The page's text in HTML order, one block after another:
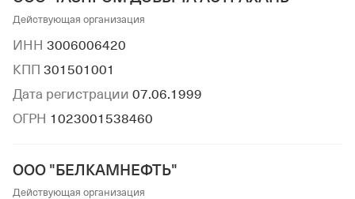
Действующая организация
ИНН 3006006420
КПП 301501001
Дата регистрации 07.06.1999
ОГРН 1023001538460
ООО "БЕЛКАМНЕФТЬ"
Действующая организация